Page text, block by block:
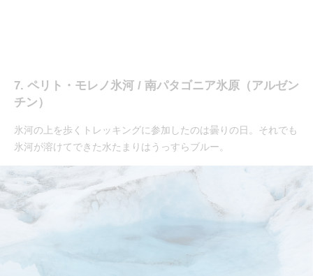
7. ペリト・モレノ氷河 / 南パタゴニア氷原（アルゼン
チン）
氷河の上を歩くトレッキングに参加したのは曇りの日。それでも
氷河が溶けてできた水たまりはうっすらブルー。